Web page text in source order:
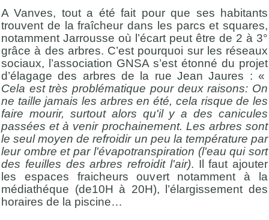
A Vanves, tout a été fait pour que ses habitants
trouvent de la fraîcheur dans les parcs et squares,
notamment Jarrousse où l’écart peut être de 2 à 3°
grâce à des arbres. C’est pourquoi sur les réseaux
sociaux, l’association GNSA s’est étonné du projet
d’élagage des arbres de la rue Jean Jaures : «
Cela est très problématique pour deux raisons: On
ne taille jamais les arbres en été, cela risque de les
faire mourir, surtout alors qu'il y a des canicules
passées et à venir prochainement. Les arbres sont
le seul moyen de refroidir un peu la température par
leur ombre et par l'évapotranspiration (l'eau qui sort
des feuilles des arbres refroidit l'air). Il faut ajouter
les espaces fraicheurs ouvert notamment à la
médiathéque (de10H à 20H), l’élargissement des
horaires de la piscine…